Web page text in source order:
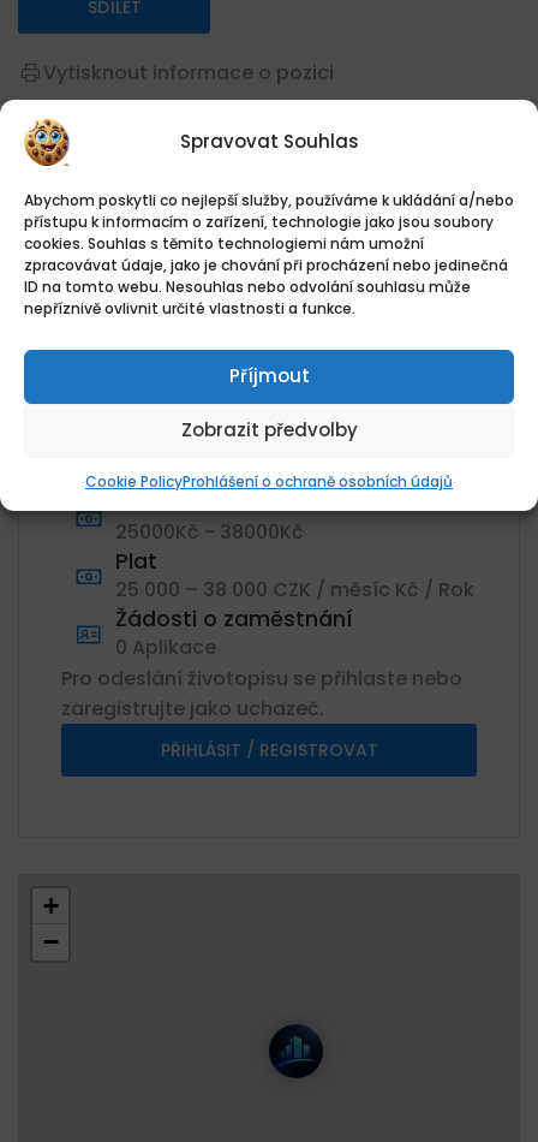
Spravovat Souhlas
Abychom poskytli co nejlepší služby, používáme k ukládání a/nebo
přístupu k informacím o zařízení, technologie jako jsou soubory
cookies. Souhlas s těmito technologiemi nám umožní
zpracovávat údaje, jako je chování při procházení nebo jedinečná
ID na tomto webu. Nesouhlas nebo odvolání souhlasu může
nepříznivě ovlivnit určité vlastnosti a funkce.
Příjmout
Zobrazit předvolby
Cookie PolicyProhlášení o ochraně osobních údajů
SDÍLET
Vytisknout informace o pozici
Přehled práce
Datum zveřejnění
29.07.2026
Umístění
Velkoobchod pneu Vladimír Máca
s.r.o. - pracoviště: Jihlava, Jihlava,
Kraj Vysočina
Kategorie
Specialista PR
Plat
25000Kč - 38000Kč
Plat
25 000 – 38 000 CZK / měsíc Kč / Rok
Žádosti o zaměstnání
0 Aplikace
Pro odeslání životopisu se přihlaste nebo
zaregistrujte jako uchazeč.
PŘIHLÁSIT / REGISTROVAT
+
−